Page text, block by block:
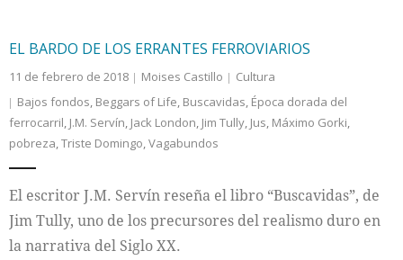
EL BARDO DE LOS ERRANTES FERROVIARIOS
11 de febrero de 2018 Moises Castillo
Cultura
Bajos fondos, Beggars of Life, Buscavidas, Época dorada del
ferrocarril, J.M. Servín, Jack London, Jim Tully, Jus, Máximo Gorki,
pobreza,Triste Domingo,Vagabundos
El escritor J.M. Servín reseña el libro “Buscavidas”, de
Jim Tully, uno de los precursores del realismo duro en
la narrativa del Siglo XX.